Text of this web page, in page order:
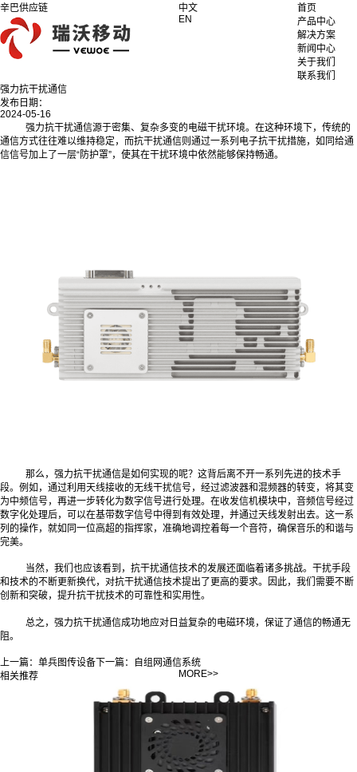
辛巴供应链
中文
EN
首页
产品中心
解决方案
新闻中心
关于我们
联系我们
强力抗干扰通信
发布日期：
2024-05-16
强力抗干扰通信源于密集、复杂多变的电磁干扰环境。在这种环境下，传统的
通信方式往往难以维持稳定，而抗干扰通信则通过一系列电子抗干扰措施，如同给通
信信号加上了一层“防护罩”，使其在干扰环境中依然能够保持畅通。
那么，强力抗干扰通信是如何实现的呢？这背后离不开一系列先进的技术手
段。例如，通过利用天线接收的无线干扰信号，经过滤波器和混频器的转变，将其变
为中频信号，再进一步转化为数字信号进行处理。在收发信机模块中，音频信号经过
数字化处理后，可以在基带数字信号中得到有效处理，并通过天线发射出去。这一系
列的操作，就如同一位高超的指挥家，准确地调控着每一个音符，确保音乐的和谐与
完美。
当然，我们也应该看到，抗干扰通信技术的发展还面临着诸多挑战。干扰手段
和技术的不断更新换代，对抗干扰通信技术提出了更高的要求。因此，我们需要不断
创新和突破，提升抗干扰技术的可靠性和实用性。
总之，强力抗干扰通信成功地应对日益复杂的电磁环境，保证了通信的畅通无
阻。
上一篇： 单兵图传设备 下一篇：
自组网通信系统
相关推荐
MORE>>